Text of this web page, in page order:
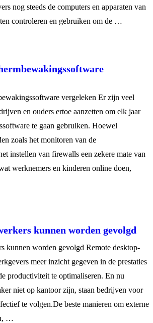
nog steeds de computers en apparaten van
controleren en gebruiken om de …
vergeleken Er zijn veel
en ouders ertoe aanzetten om elk jaar
te gaan gebruiken. Hoewel
zoals het monitoren van de
instellen van firewalls een zekere mate van
werknemers en kinderen online doen,
kunnen worden gevolgd
kunnen worden gevolgd Remote desktop-
meer inzicht gegeven in de prestaties
productiviteit te optimaliseren. En nu
niet op kantoor zijn, staan bedrijven voor
te volgen.De beste manieren om externe
…